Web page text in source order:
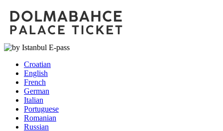
Croatian
English
French
German
Italian
Portuguese
Romanian
Russian